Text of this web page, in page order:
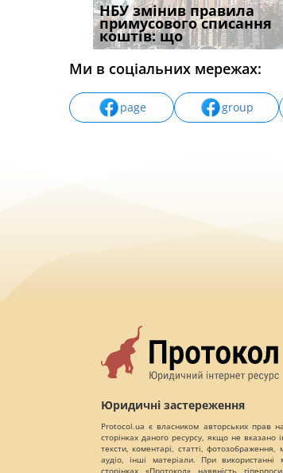
НБУ змінив правила
примусового списання
коштів: що
Водії можуть
компенсацію за
незаконні дії
Ми в соціальних мережах:
page group
Юридичні застереження
Protocol.ua є власником авторських прав
сторінках даного ресурсу, якщо не вказано
тексти, коментарі, статті,
аудіо, інші матеріали. При
сторінках «Протокол» наявність